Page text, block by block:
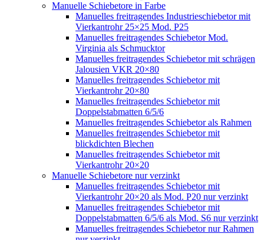
Manuelle Schiebetore in Farbe
Manuelles freitragendes Industrieschiebetor mit
Vierkantrohr 25×25 Mod. P25
Manuelles freitragendes Schiebetor Mod.
Virginia als Schmucktor
Manuelles freitragendes Schiebetor mit schrägen
Jalousien VKR 20×80
Manuelles freitragendes Schiebetor mit
Vierkantrohr 20×80
Manuelles freitragendes Schiebetor mit
Doppelstabmatten 6/5/6
Manuelles freitragendes Schiebetor als Rahmen
Manuelles freitragendes Schiebetor mit
blickdichten Blechen
Manuelles freitragendes Schiebetor mit
Vierkantrohr 20×20
Manuelle Schiebetore nur verzinkt
Manuelles freitragendes Schiebetor mit
Vierkantrohr 20×20 als Mod. P20 nur verzinkt
Manuelles freitragendes Schiebetor mit
Doppelstabmatten 6/5/6 als Mod. S6 nur verzinkt
Manuelles freitragendes Schiebetor nur Rahmen